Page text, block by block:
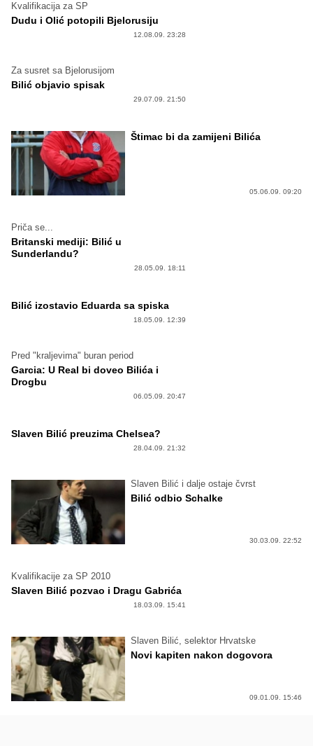
Kvalifikacija za SP
Dudu i Olić potopili Bjelorusiju
12.08.09. 23:28
Za susret sa Bjelorusijom
Bilić objavio spisak
29.07.09. 21:50
Štimac bi da zamijeni Bilića
05.06.09. 09:20
Priča se...
Britanski mediji: Bilić u
Sunderlandu?
28.05.09. 18:11
Bilić izostavio Eduarda sa spiska
18.05.09. 12:39
Pred "kraljevima" buran period
Garcia: U Real bi doveo Bilića i
Drogbu
06.05.09. 20:47
Slaven Bilić preuzima Chelsea?
28.04.09. 21:32
Slaven Bilić i dalje ostaje čvrst
Bilić odbio Schalke
30.03.09. 22:52
Kvalifikacije za SP 2010
Slaven Bilić pozvao i Dragu Gabrića
18.03.09. 15:41
Slaven Bilić, selektor Hrvatske
Novi kapiten nakon dogovora
09.01.09. 15:46